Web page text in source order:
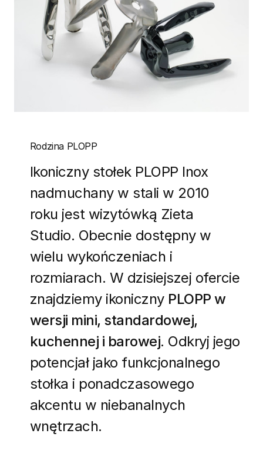
Rodzina PLOPP
Ikoniczny stołek PLOPP Inox
nadmuchany w stali w 2010
roku jest wizytówką Zieta
Studio. Obecnie dostępny w
wielu wykończeniach i
rozmiarach. W dzisiejszej ofercie
znajdziemy ikoniczny PLOPP w
wersji mini, standardowej,
kuchennej i barowej. Odkryj jego
potencjał jako funkcjonalnego
stołka i ponadczasowego
akcentu w niebanalnych
wnętrzach.